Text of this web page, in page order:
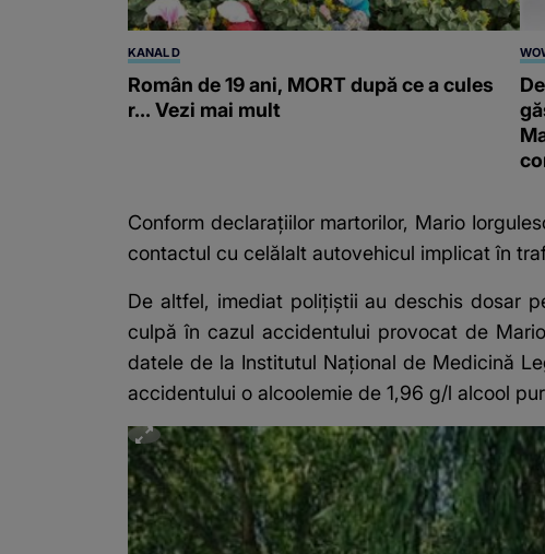
KANAL D
Român de 19 ani, MORT după ce a cules
r... Vezi mai mult
Conform declarațiilor martorilor, Mario
contactul cu celălalt autovehicul implicat în
De altfel, imediat poliţiştii au deschis dosar
culpă în cazul accidentului provocat de
datele de la Institutul Național de Medicină
accidentului o alcoolemie de 1,96 g/l alcool